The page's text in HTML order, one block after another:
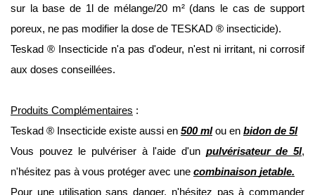
sur la base de 1l de mélange/20 m² (dans le cas de support
poreux, ne pas modifier la dose de TESKAD ® insecticide).
Teskad ® Insecticide n'a pas d'odeur, n'est ni irritant, ni corrosif
aux doses conseillées.
Produits Complémentaires :
Teskad ® Insecticide existe aussi en 500 ml ou en bidon de 5l
Vous pouvez le pulvériser à l'aide d'un pulvérisateur de 5l,
n'hésitez pas à vous protéger avec une combinaison jetable.
Pour une utilisation sans danger, n'hésitez pas à commander